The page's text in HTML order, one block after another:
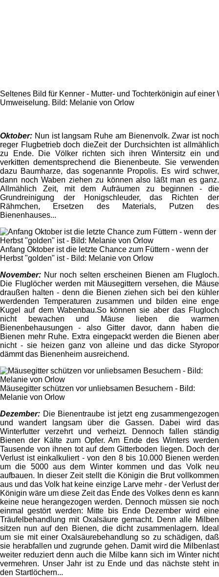
Seltenes Bild für Kenner - Mutter- und Tochterkönigin auf einer
Umweiselung. Bild: Melanie von Orlow
Oktober: Nun ist langsam Ruhe am Bienenvolk. Zwar ist noch
reger Flugbetrieb doch dieZeit der Durchsichten ist allmählich
zu Ende. Die Völker richten sich ihren Wintersitz ein und
verkitten dementsprechend die Bienenbeute. Sie verwenden
dazu Baumharze, das sogenannte Propolis. Es wird schwer,
dann noch Waben ziehen zu können also läßt man es ganz.
Allmählich Zeit, mit dem Aufräumen zu beginnen - die
Grundreinigung der Honigschleuder, das Richten der
Rähmchen, Ersetzen des Materials, Putzen des
Bienenhauses...
Anfang Oktober ist die letzte Chance zum Füttern - wenn der
Herbst "golden" ist - Bild: Melanie von Orlow
November: Nur noch selten erscheinen Bienen am Flugloch.
Die Fluglöcher werden mit Mäusegittern versehen, die Mäuse
draußen halten - denn die Bienen ziehen sich bei den kühler
werdenden Temperaturen zusammen und bilden eine enge
Kugel auf dem Wabenbau.So können sie aber das Flugloch
nicht bewachen und Mäuse lieben die warmen
Bienenbehausungen - also Gitter davor, dann haben die
Bienen mehr Ruhe. Extra eingepackt werden die Bienen aber
nicht - sie heizen ganz von alleine und das dicke Styropor
dämmt das Bienenheim ausreichend.
Mäusegitter schützen vor unliebsamen Besuchern - Bild:
Melanie von Orlow
Dezember: Die Bienentraube ist jetzt eng zusammengezogen
und wandert langsam über die Gassen. Dabei wird das
Winterfutter verzehrt und verheizt. Dennoch fallen ständig
Bienen der Kälte zum Opfer. Am Ende des Winters werden
Tausende von ihnen tot auf dem Gitterboden liegen. Doch der
Verlust ist einkalkuliert - von den 8 bis 10.000 Bienen werden
um die 5000 aus dem Winter kommen und das Volk neu
aufbauen. In dieser Zeit stellt die Königin die Brut vollkommen
aus und das Volk hat keine einzige Larve mehr - der Verlust der
Königin wäre um diese Zeit das Ende des Volkes denn es kann
keine neue herangezogen werden. Dennoch müssen sie noch
einmal gestört werden: Mitte bis Ende Dezember wird eine
Träufelbehandlung mit Oxalsäure gemacht. Denn alle Milben
sitzen nun auf den Bienen, die dicht zusammenlagern. Ideal
um sie mit einer Oxalsäurebehandlung so zu schädigen, daß
sie herabfallen und zugrunde gehen. Damit wird die Milbenlast
weiter reduziert denn auch die Milbe kann sich im Winter nicht
vermehren. Unser Jahr ist zu Ende und das nächste steht in
den Startlöchern...